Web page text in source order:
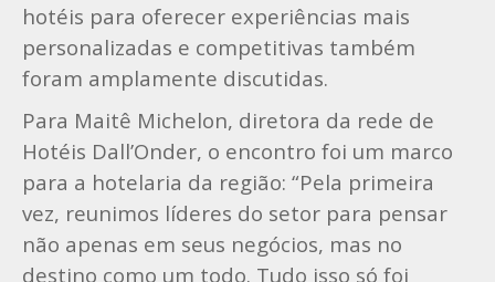
hotéis para oferecer experiências mais
personalizadas e competitivas também
foram amplamente discutidas.
Para Maitê Michelon, diretora da rede de
Hotéis Dall’Onder, o encontro foi um marco
para a hotelaria da região: “Pela primeira
vez, reunimos líderes do setor para pensar
não apenas em seus negócios, mas no
destino como um todo. Tudo isso só foi